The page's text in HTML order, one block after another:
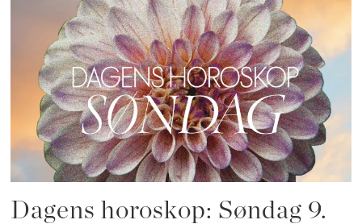
Dagens horoskop: Søndag 9.